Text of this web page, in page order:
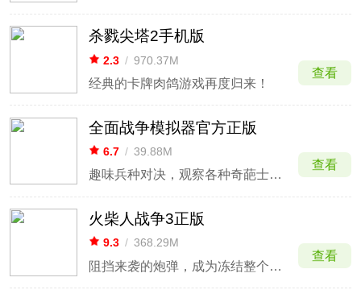
杀戮尖塔2手机版
2.3 / 970.37M
经典的卡牌肉鸽游戏再度归来！
查看
全面战争模拟器官方正版
6.7 / 39.88M
趣味兵种对决，观察各种奇葩士兵混战。
查看
火柴人战争3正版
9.3 / 368.29M
阻挡来袭的炮弹，成为冻结整个军团的暴风雪
查看